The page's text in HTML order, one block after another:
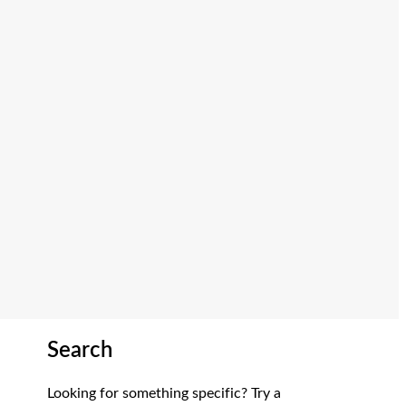
Search
Looking for something specific? Try a